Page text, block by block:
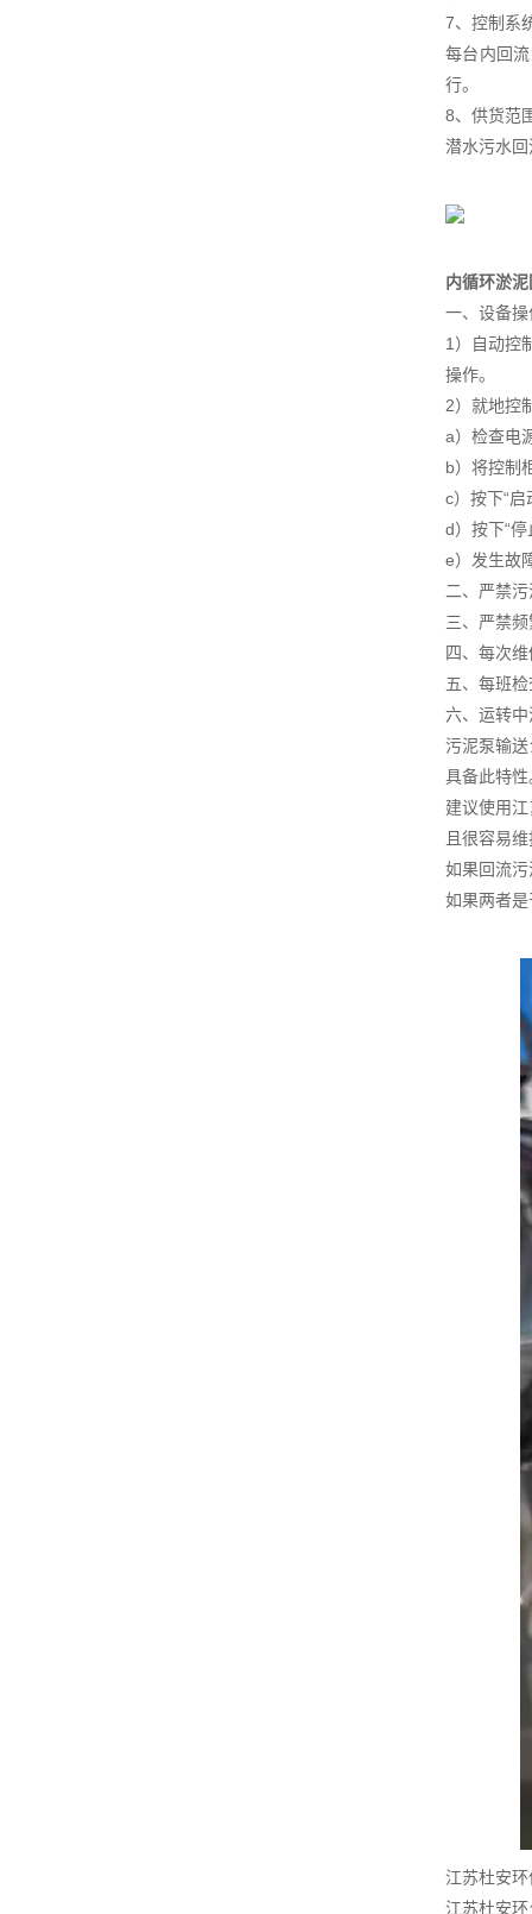
7、控制系
每台内回
行。
8、供货范
潜水污水
内循环淤
一、设备操
1）自动控
操作。
2）就地控
a）检查电
b）将控制
c）按下“
d）按下“
e）发生故
二、严禁
三、严禁
四、每次
五、每班
六、运转
污泥泵输
具备此特性
建议使用
且很容易
如果回流
如果两者
江苏杜安
江苏杜安